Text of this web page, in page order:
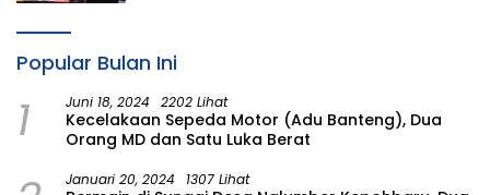
Popular Bulan Ini
1 Juni 18, 2024 2202 Lihat
Kecelakaan Sepeda Motor (Adu Banteng), Dua
Orang MD dan Satu Luka Berat
Januari 20, 2024 1307 Lihat